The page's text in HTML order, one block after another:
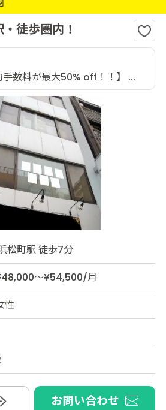
徒歩圏内！
手数料が最大50% off！！】 ...
松町駅 徒歩7分
～¥54,500/月
性
お問い合わせ